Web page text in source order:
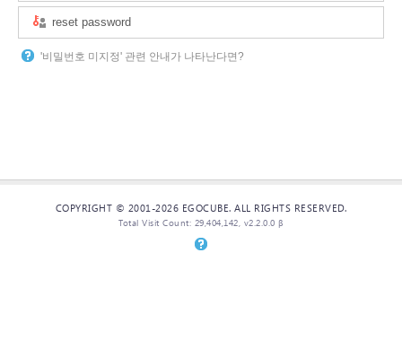
reset password
'비밀번호 미지정' 관련 안내가 나타난다면?
COPYRIGHT © 2001-2026 EGOCUBE. ALL RIGHTS RESERVED.
Total Visit Count: 29,404,142, v2.2.0.0 β